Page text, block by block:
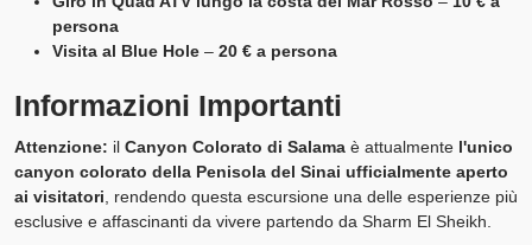
persona
Visita al Blue Hole – 20 € a persona
Informazioni Importanti
Attenzione: il Canyon Colorato di Salama è attualmente l'unico
canyon colorato della Penisola del Sinai ufficialmente aperto
ai visitatori , rendendo questa escursione una delle esperienze più
esclusive e affascinanti da vivere partendo da Sharm El Sheikh.